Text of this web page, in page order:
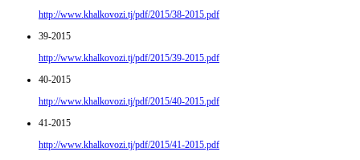
http://www.khalkovozi.tj/pdf/2015/38-2015.pdf
39-2015
http://www.khalkovozi.tj/pdf/2015/39-2015.pdf
40-2015
http://www.khalkovozi.tj/pdf/2015/40-2015.pdf
41-2015
http://www.khalkovozi.tj/pdf/2015/41-2015.pdf